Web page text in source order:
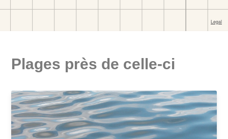
Plages près de celle-ci